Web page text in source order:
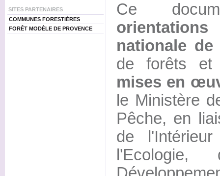
SITES PARTENAIRES
COMMUNES FORESTIÈRES
FORÊT MODÈLE DE PROVENCE
Ce
nationale
de forêts
mises en
le Ministère
Pêche, en
de